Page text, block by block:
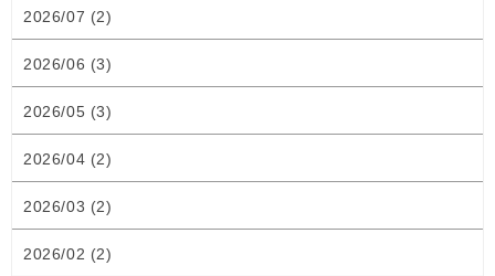
2026/07 (2)
2026/06 (3)
2026/05 (3)
2026/04 (2)
2026/03 (2)
2026/02 (2)